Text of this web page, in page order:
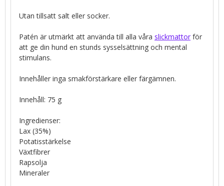
Utan tillsatt salt eller socker.
Patén är utmärkt att använda till alla våra slickmattor för
att ge din hund en stunds sysselsättning och mental
stimulans.
Innehåller inga smakförstärkare eller färgämnen.
Innehåll: 75 g
Ingredienser:
Lax (35%)
Potatisstärkelse
Växtfibrer
Rapsolja
Mineraler